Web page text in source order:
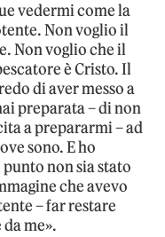
vedermi come la
Non voglio il
Non voglio che il
è Cristo. Il
di aver messo a
preparata – di non
a prepararmi – ad
sono. E ho
non sia stato
che avevo
– far restare
me».